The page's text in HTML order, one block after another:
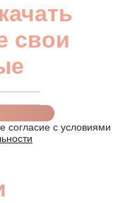
свои
согласие с условиями